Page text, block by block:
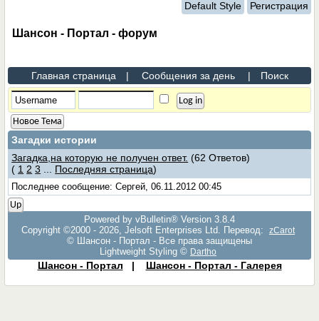
Default Style Регистрация
Шансон - Портал - форум
Главная страница | Сообщения за день | Поиск
Новое Тема
Загадки истории
Загадка,на которую не получен ответ. (62 Ответов)
( 1 2 3 Последняя страница)
Последнее сообщение: Сергей, 06.11.2012 00:45
Up
Powered by vBulletin® Version 3.8.4
Copyright ©2000 - 2026, Jelsoft Enterprises Ltd. Перевод:
zCarot
© Шансон - Портал - Все права защищены
Lightweight Styling © Dartho
Шансон - Портал | Шансон - Портал - Галерея